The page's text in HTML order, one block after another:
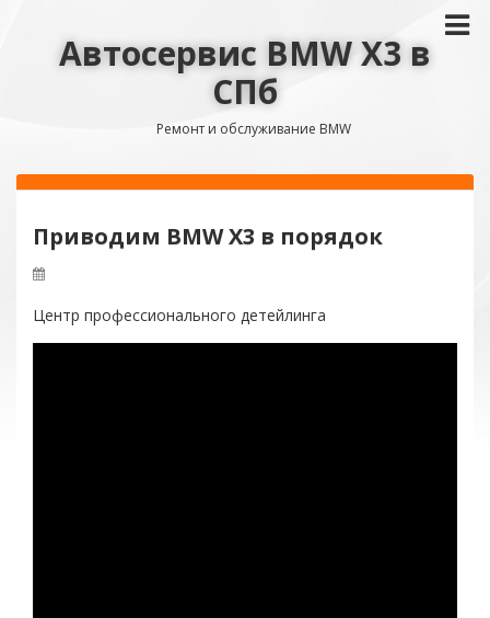
Автосервис BMW X3 в
СПб
Ремонт и обслуживание BMW
Приводим BMW X3 в порядок
Центр профессионального детейлинга